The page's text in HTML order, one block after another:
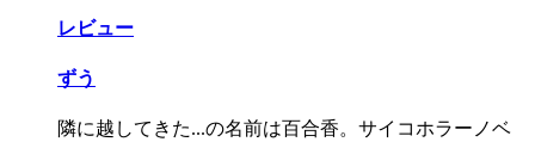
レビュー
ずう
隣に越してきた...の名前は百合香。サイコホラーノベ